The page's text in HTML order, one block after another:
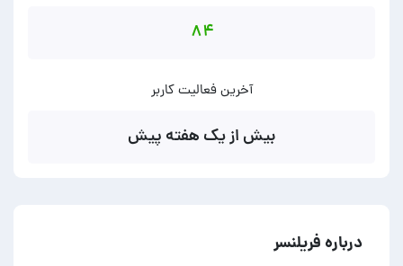
۸۴
آخرین فعالیت کاربر
بیش از یک هفته پیش
درباره فریلنسر